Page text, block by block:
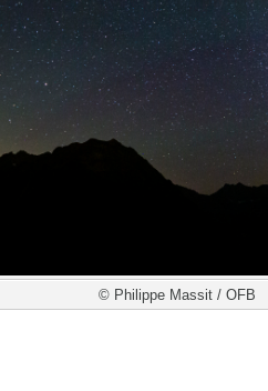
© Philippe Massit / OFB